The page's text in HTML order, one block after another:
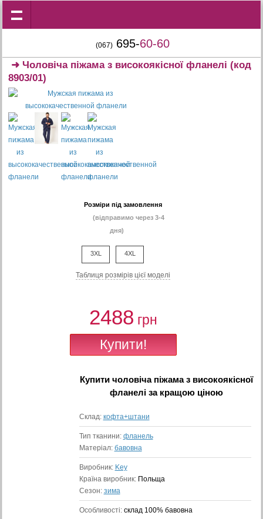
(067) 695-60-60
➜ Чоловіча піжама з високоякісної фланелі (код
8903/01)
Розміри під замовлення
(відправимо через 3-4
дня)
3XL 4XL
Таблиця розмiрiв цiєї моделi
2488 грн
Купитичоловіча піжама з високоякісної
фланелі за кращою ціною
Склад: кофта+штани
Тип тканини: фланель
Матеріал: бавовна
Виробник: Key
Країна виробник: Польща
Сезон: зима
Особливості: склад 100% бавовна